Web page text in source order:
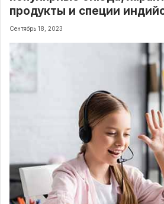
продукты и специи
Сентябрь 18, 2023